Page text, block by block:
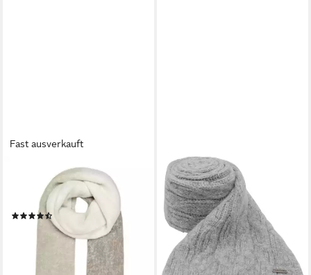
Fast ausverkauft
Strickschal ONLBONNIE LIFE
LONG FRINGED SCARF CC
14,59 € UVP